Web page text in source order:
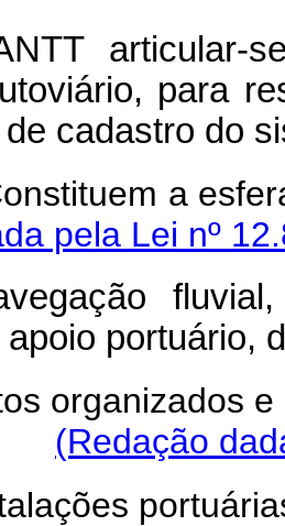
articular-
para
cadastro do
pela Lei nº
portuário,
organizados
(Redação